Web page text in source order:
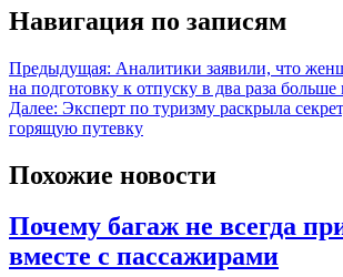
Навигация по записям
Предыдущая: Аналитики заявили, что
на подготовку к отпуску в два раза
Далее: Эксперт по туризму раскрыла
горящую путевку
Похожие новости
Почему багаж не всегда
вместе с пассажирами